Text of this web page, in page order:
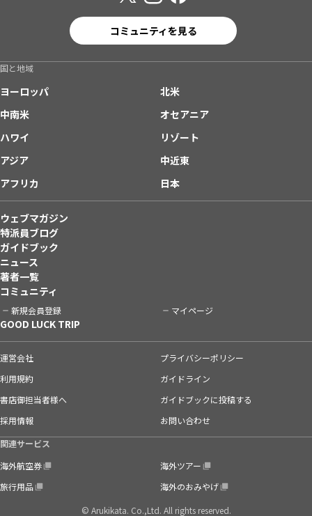
コミュニティを見る
国と地域
ヨーロッパ
北米
中南米
オセアニア
ハワイ
リゾート
アジア
中近東
アフリカ
日本
ウェブマガジン
特派員ブログ
ガイドブック
ニュース
著者一覧
コミュニティ
新規会員登録 マイページ
GOOD LUCK TRIP
運営会社
プライバシーポリシー
利用規約
ガイドライン
書店御担当者様へ
ガイドブックに投稿する
採用情報
お問い合わせ
関連サービス
海外航空券
海外ツアー
旅行用品
海外のおみやげ
© Arukikata. Co.,Ltd. All rights reserved.